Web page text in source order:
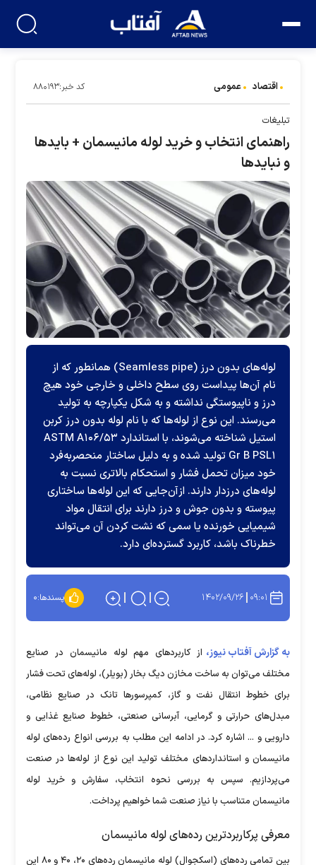
اقتصاد عمومی کد خبر:۸۸۰۱۹۳
تبلیغات
راهنمای انتخاب و خرید لوله مانیسمان + باید‌ها
و نباید‌ها
لوله‌های بدون درز (Seamless pipe) همانطور که از
نام آن‌ها پیداست روی سطح داخلی و خارجی خود هیچ
درز و ناپیوستگی نداشته و به شکل یکپارچه به تولید
می‌رسند. این نوع از لوله‌ها که با نام لوله بدون درز کربن
استیل شناخته می‌شوند، با استاندارد ASTM A۱۰۶/۵۳
Gr B PSL۱ تولید شده و به دلیل ساختار منحصربه‌فرد
خود میزان تحمل فشار و استحکام بالاتری نسبت به
لوله‌های درزدار دارند. ازآن‌جایی که این لوله‌ها ساختاری
پیوسته و بدون جوش و درز دارند برای انتقال مواد
شیمیایی خورنده یا سمی که نشت کردن آن می‌تواند
خطرناک باشد، کاربرد گسترده‌ای دارد.
۰۹:۰۱ ۱۴۰۲/۰۹/۲۶ پسندها:۰
به گزارش آفتاب نیوز، از کاربرد‌های مهم لوله مانیسمان در صنایع
مختلف می‌توان به ساخت مخازن دیگ بخار (بویلر)، لوله‌های تحت فشار
برای خطوط انتقال نفت و گاز، کمپرسور‌ها تانک در صنایع نظامی،
مبدل‌های حرارتی و گرمایی، آبرسانی صنعتی، خطوط صنایع غذایی و
دارویی و ... اشاره کرد. در ادامه این مطلب به بررسی انواع رده‌های لوله
مانیسمان و استاندارد‌های مختلف تولید این نوع از لوله‌ها در صنعت
می‌پردازیم. سپس به بررسی نحوه انتخاب، سفارش و خرید لوله
مانیسمان متناسب با نیاز صنعت شما خواهیم پرداخت.
معرفی پرکاربردترین رده‌های لوله مانیسمان
بین تمامی رده‌های (اسکجوال) لوله مانیسمان رده‌های ۲۰، ۴۰ و ۸۰ این